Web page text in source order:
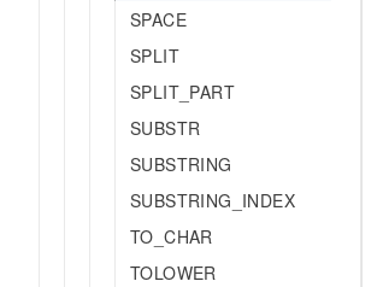
SPACE
SPLIT
SPLIT_PART
SUBSTR
SUBSTRING
SUBSTRING_INDEX
TO_CHAR
TOLOWER